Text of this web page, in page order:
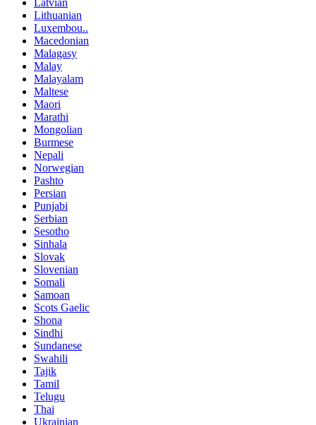
Lithuanian
Luxembou..
Macedonian
Malagasy
Malay
Malayalam
Maltese
Maori
Marathi
Mongolian
Burmese
Nepali
Norwegian
Pashto
Persian
Punjabi
Serbian
Sesotho
Sinhala
Slovak
Slovenian
Somali
Samoan
Scots Gaelic
Shona
Sindhi
Sundanese
Swahili
Tajik
Tamil
Telugu
Thai
Ukrainian